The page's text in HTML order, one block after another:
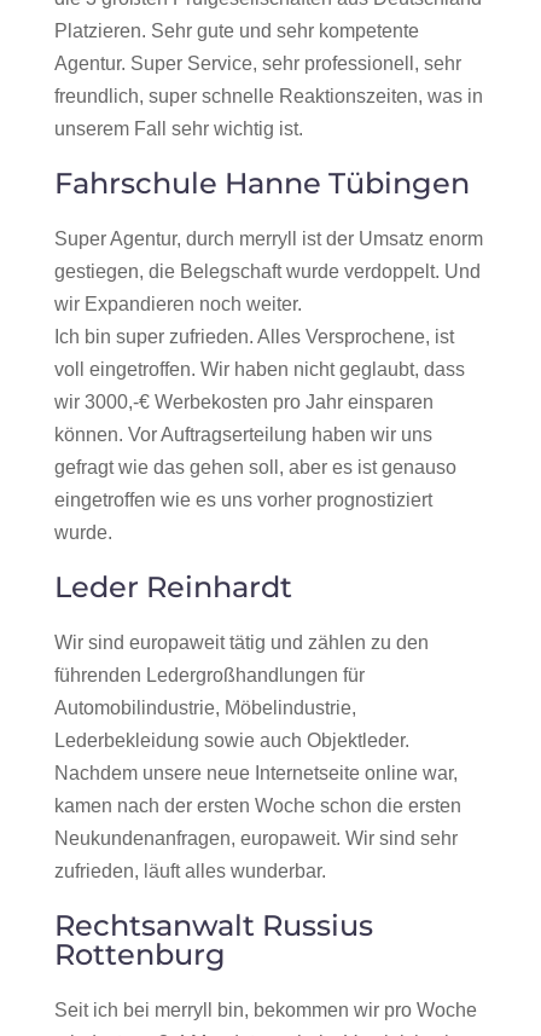
Platzieren. Sehr gute und sehr kompetente
Agentur. Super Service, sehr professionell, sehr
freundlich, super schnelle Reaktionszeiten, was in
unserem Fall sehr wichtig ist.
Fahrschule Hanne Tübingen
Super Agentur, durch merryll ist der Umsatz enorm
gestiegen, die Belegschaft wurde verdoppelt. Und
wir Expandieren noch weiter.
Ich bin super zufrieden. Alles Versprochene, ist
voll eingetroffen. Wir haben nicht geglaubt, dass
wir 3000,-€ Werbekosten pro Jahr einsparen
können. Vor Auftragserteilung haben wir uns
gefragt wie das gehen soll, aber es ist genauso
eingetroffen wie es uns vorher prognostiziert
wurde.
Leder Reinhardt
Wir sind europaweit tätig und zählen zu den
führenden Ledergroßhandlungen für
Automobilindustrie, Möbelindustrie,
Lederbekleidung sowie auch Objektleder.
Nachdem unsere neue Internetseite online war,
kamen nach der ersten Woche schon die ersten
Neukundenanfragen, europaweit. Wir sind sehr
zufrieden, läuft alles wunderbar.
Rechtsanwalt Russius
Rottenburg
Seit ich bei merryll bin, bekommen wir pro Woche